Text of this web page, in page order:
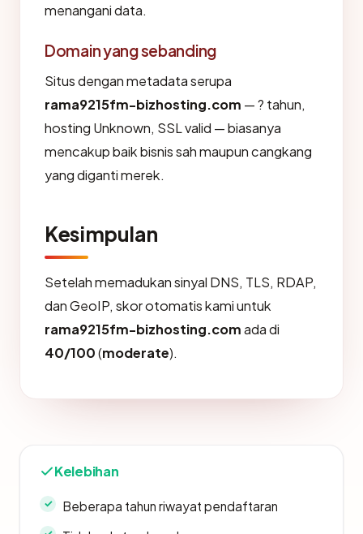
menangani data.
Domain yang sebanding
Situs dengan metadata serupa
rama9215fm-bizhosting.com — ? tahun,
hosting Unknown, SSL valid — biasanya
mencakup baik bisnis sah maupun cangkang
yang diganti merek.
Kesimpulan
Setelah memadukan sinyal DNS, TLS, RDAP,
dan GeoIP, skor otomatis kami untuk
rama9215fm-bizhosting.comada di
40/100(moderate).
Kelebihan
Beberapa tahun riwayat pendaftaran